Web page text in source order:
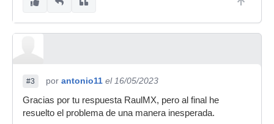
#3 por antonio11 el 16/05/2023
Gracias por tu respuesta RaulMX, pero al final he
resuelto el problema de una manera inesperada.